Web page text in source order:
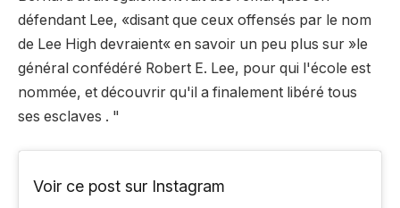
défendant Lee, «disant que ceux offensés par le nom
de Lee High devraient« en savoir un peu plus sur »le
général confédéré Robert E. Lee, pour qui l'école est
nommée, et découvrir qu'il a finalement libéré tous
ses esclaves . "
Voir ce post sur Instagram